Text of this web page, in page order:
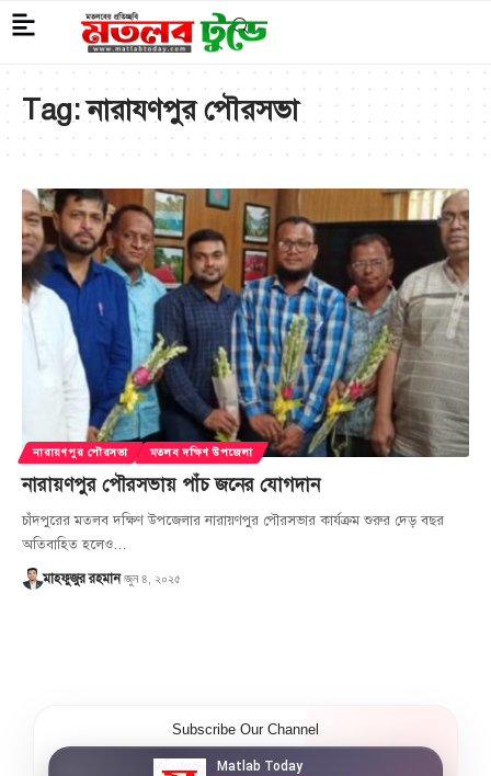
Tag:নারাযণপুর পৌরসভা
নারায়ণপুর পৌরসভা মতলব দক্ষিণ উপজেলা
নারায়ণপুর পৌরসভায় পাঁচ জনের যোগদান
চাঁদপুরের মতলব দক্ষিণ উপজেলার নারায়ণপুর পৌরসভার কার্যক্রম শুরুর দেড় বছর
অতিবাহিত হলেও…
মাহফুজুর রহমান জুন ৪, ২০২৫
Subscribe Our Channel